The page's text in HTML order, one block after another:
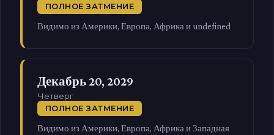
ПОЛНОЕ ЗАТМЕНИЕ
Видимо из Америки, Европа, Африка и undefined
Декабрь 20, 2029
Четверг
ПОЛНОЕ ЗАТМЕНИЕ
Видимо из Америки, Европа, Африка и Западная